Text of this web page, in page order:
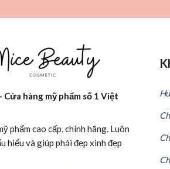
hàng mỹ phẩm số 1 Việt
phẩm cao cấp, chính hãng. Luôn
hiểu và giúp phái đẹp xinh đẹp